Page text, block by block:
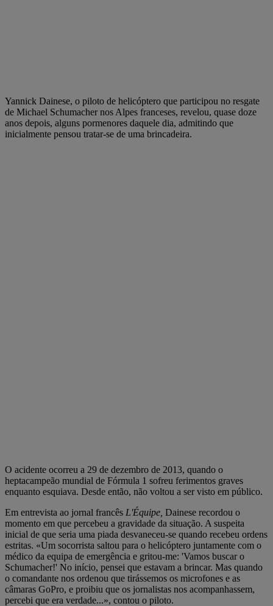
Yannick Dainese, o piloto de helicóptero que participou no resgate
de Michael Schumacher nos Alpes franceses, revelou, quase doze
anos depois, alguns pormenores daquele dia, admitindo que
inicialmente pensou tratar-se de uma brincadeira.
O acidente ocorreu a 29 de dezembro de 2013, quando o
heptacampeão mundial de Fórmula 1 sofreu ferimentos graves
enquanto esquiava. Desde então, não voltou a ser visto em público.
Em entrevista ao jornal francês L'Équipe, Dainese recordou o
momento em que percebeu a gravidade da situação. A suspeita
inicial de que seria uma piada desvaneceu-se quando recebeu ordens
estritas. «Um socorrista saltou para o helicóptero juntamente com o
médico da equipa de emergência e gritou-me: 'Vamos buscar o
Schumacher!' No início, pensei que estavam a brincar. Mas quando
o comandante nos ordenou que tirássemos os microfones e as
câmaras GoPro, e proibiu que os jornalistas nos acompanhassem,
percebi que era verdade...», contou o piloto.